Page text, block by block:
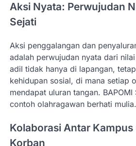
Aksi Nyata: Perwujudan
Sejati
Aksi penggalangan dan
adalah perwujudan nyata dari
adil tidak hanya di lapangan,
kehidupan sosial, di mana setiap
mendapat uluran tangan. BAPOMI
contoh olahragawan berhati mulia.
Kolaborasi Antar
Korban